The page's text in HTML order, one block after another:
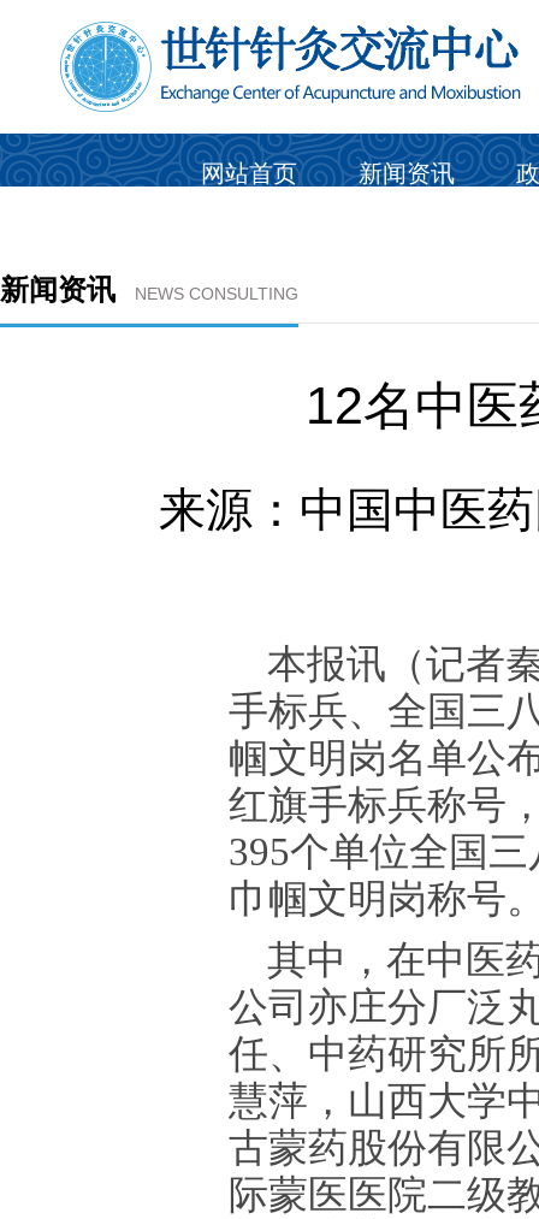
网站首页 新闻资讯
新闻资讯 NEWS CONSULTING
12名中医
来源：中国中医
本报讯 （记者
手标兵、全国三
帼文明岗名单公
红旗手标兵称号
395个单位全国
巾帼文明岗称号
其中，在中医
公司亦庄分厂泛
任、中药研究所
慧萍，山西大学
古蒙药股份有限
际蒙医医院二级